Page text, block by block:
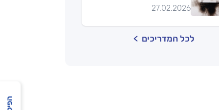
27.02.2026
לכל המדריכים